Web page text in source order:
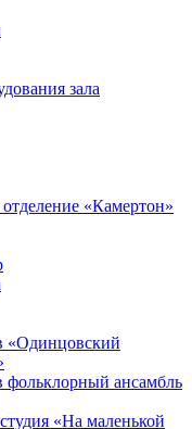
зала
«Камертон»
«Одинцовский
фольклорный ансамбль
«На маленькой